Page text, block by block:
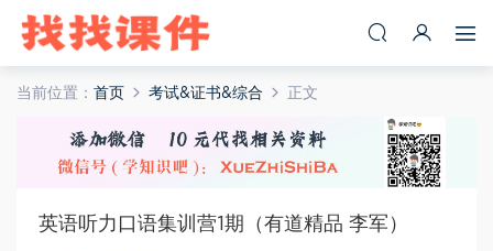
当前位置： 首页 考试&证书&综合 正文
英语听力口语集训营1期（有道精品 李军）